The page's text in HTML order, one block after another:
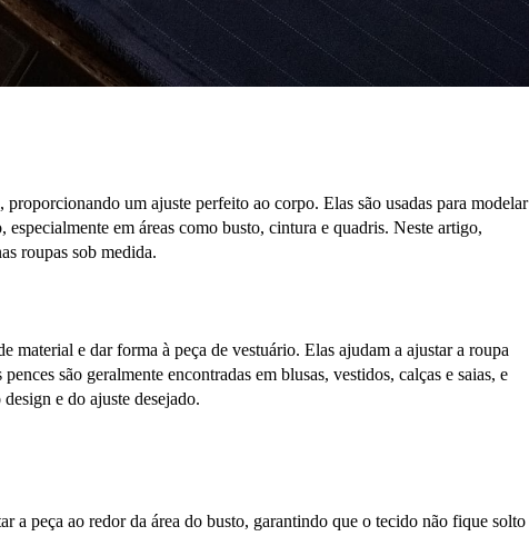
um ajuste perfeito ao corpo. Elas são usadas para modelar
em áreas como busto, cintura e quadris. Neste artigo,
roupas sob medida.
material e dar forma à peça de vestuário. Elas ajudam a ajustar a roupa
são geralmente encontradas em blusas, vestidos, calças e saias, e
e do ajuste desejado.
a peça ao redor da área do busto, garantindo que o tecido não fique solto